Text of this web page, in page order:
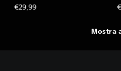
AVATAR: FRONTIERS OF
€29,99
Mostra